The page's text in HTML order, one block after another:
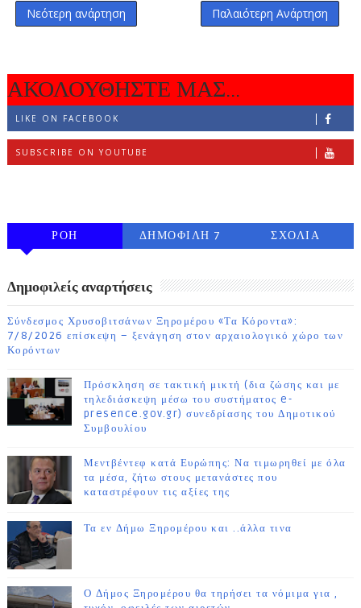
Νεότερη ανάρτηση Παλαιότερη Ανάρτηση
ΑΚΟΛΟΥΘΗΣΤΕ ΜΑΣ...
LIKE ON FACEBOOK
SUBSCRIBE ON YOUTUBE
ΡΟΗ
ΔΗΜΟΦΙΛΗ 7
ΣΧΟΛΙΑ
Δημοφιλείς αναρτήσεις
Σύνδεσμος Χρυσοβιτσάνων Ξηρομέρου «Τα Κόροντα»:
7/8/2026 επίσκεψη – ξενάγηση στον αρχαιολογικό χώρο των
Κορόντων
Πρόσκληση σε τακτική μικτή (δια ζώσης και με
τηλεδιάσκεψη μέσω του συστήματος e-
presence.gov.gr) συνεδρίασης του Δημοτικού
Συμβουλίου
Μεντβέντεφ κατά Ευρώπης: Να τιμωρηθεί με όλα
τα μέσα, ζήτω στους μετανάστες που
καταστρέφουν τις αξίες της
Τα εν Δήμω Ξηρομέρου και ..άλλα τινα
Ο Δήμος Ξηρομέρου θα τηρήσει τα νόμιμα για ,